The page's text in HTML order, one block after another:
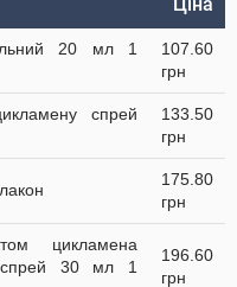
20 мл 1
107.60
грн
спрей
133.50
грн
175.80
грн
цикламена
спрей 30 мл 1
196.60
грн